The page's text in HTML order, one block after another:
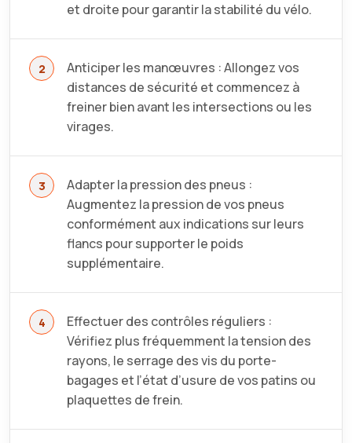
et droite pour garantir la stabilité du vélo.
Anticiper les manœuvres : Allongez vos
distances de sécurité et commencez à
freiner bien avant les intersections ou les
virages.
Adapter la pression des pneus :
Augmentez la pression de vos pneus
conformément aux indications sur leurs
flancs pour supporter le poids
supplémentaire.
Effectuer des contrôles réguliers :
Vérifiez plus fréquemment la tension des
rayons, le serrage des vis du porte-
bagages et l’état d’usure de vos patins ou
plaquettes de frein.